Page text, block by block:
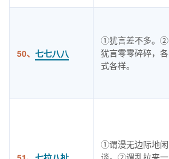
50、 七七八八
①犹言差不多。②
犹言零零碎碎，各
式各样。
①谓漫无边际地闲
谈。②谓乱拉来一